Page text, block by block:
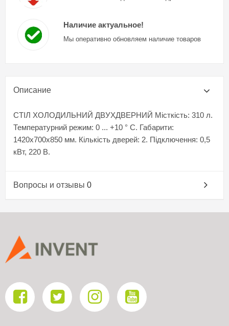
Наличие актуальное!
Мы оперативно обновляем наличие товаров
Описание
СТІЛ ХОЛОДИЛЬНИЙ ДВУХДВЕРНИЙ Місткість: 310 л.
Температурний режим: 0 ... +10 ° C. Габарити:
1420х700х850 мм. Кількість дверей: 2. Підключення: 0,5
кВт, 220 В.
Вопросы и отзывы 0